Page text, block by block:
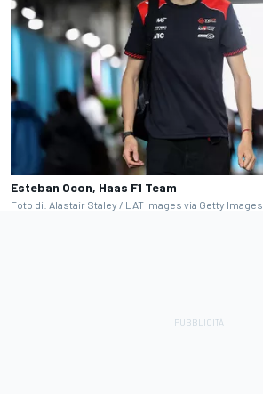
Esteban Ocon, Haas F1 Team
Foto di: Alastair Staley / LAT Images via Getty Images